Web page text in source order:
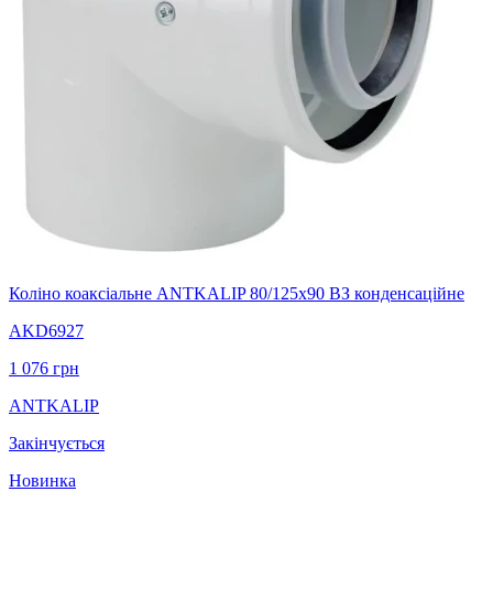
Коліно коаксіальне ANTKALIP 80/125х90 ВЗ конденсаційне
AKD6927
1 076 грн
ANTKALIP
Закінчується
Новинка